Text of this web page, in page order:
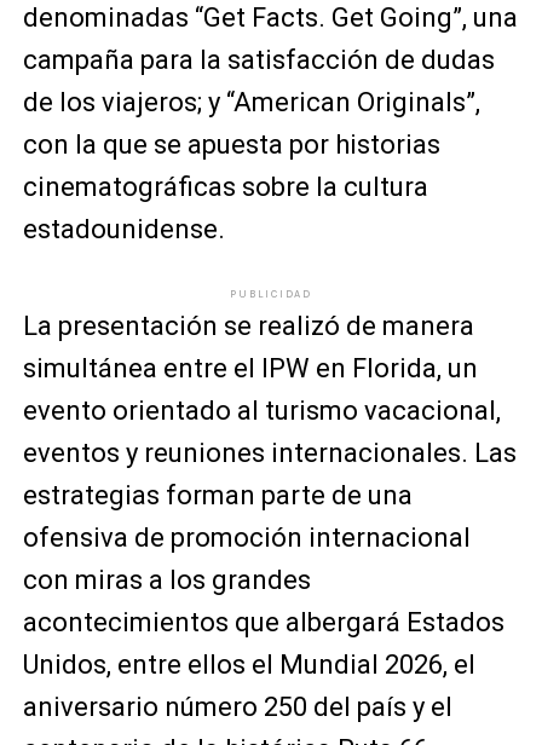
denominadas “Get Facts. Get Going”, una
campaña para la satisfacción de dudas
de los viajeros; y “American Originals”,
con la que se apuesta por historias
cinematográficas sobre la cultura
estadounidense.
PUBLICIDAD
La presentación se realizó de manera
simultánea entre el IPW en Florida, un
evento orientado al turismo vacacional,
eventos y reuniones internacionales. Las
estrategias forman parte de una
ofensiva de promoción internacional
con miras a los grandes
acontecimientos que albergará Estados
Unidos, entre ellos el Mundial 2026, el
aniversario número 250 del país y el